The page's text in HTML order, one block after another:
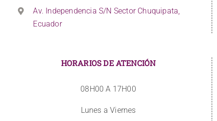
Av. Independencia S/N Sector Chuquipata,
Ecuador
HORARIOS DE ATENCIÓN
08H00 A 17H00
Lunes a Viernes